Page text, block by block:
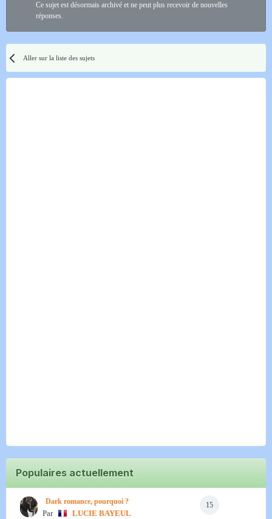
Ce sujet est désormais archivé et ne peut plus recevoir de nouvelles
réponses.
Aller sur la liste des sujets
Populaires actuellement
15
Dark romance, pourquoi ?
Par
LUCIE BAYEUL